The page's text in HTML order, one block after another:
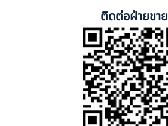
ติดต่อฝ่ายขาย